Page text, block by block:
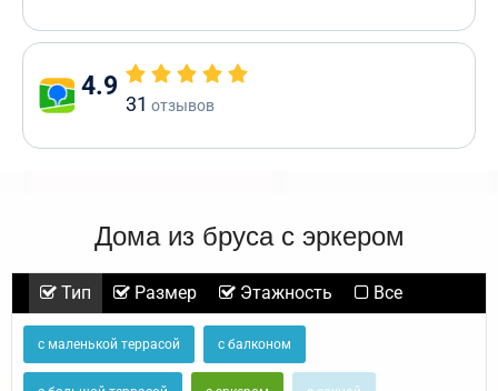
4.9
31 отзывов
Дома из бруса с эркером
Тип Размер Этажность Все
с маленькой террасой с балконом